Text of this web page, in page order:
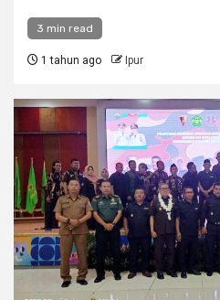
3 min read
1 tahun ago Ipur